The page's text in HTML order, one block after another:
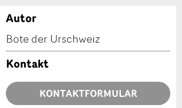
Autor
Bote der Urschweiz
Kontakt
KONTAKTFORMULAR